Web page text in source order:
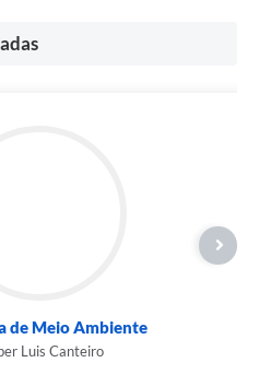
Meio Ambiente
Canteiro